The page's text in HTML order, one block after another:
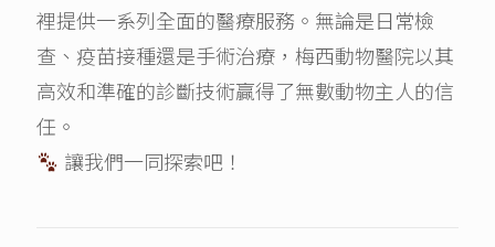
裡提供一系列全面的醫療服務。無論是日常檢
查、疫苗接種還是手術治療，梅西動物醫院以其
高效和準確的診斷技術贏得了無數動物主人的信
任。
讓我們一同探索吧！